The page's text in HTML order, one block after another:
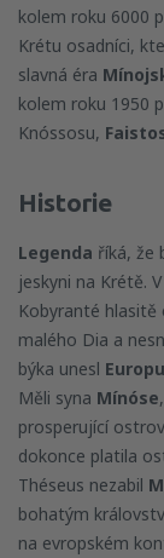
kolem roku 6000
Krétu osadníci,
slavná éra
kolem roku 1950
Knóssosu,
Historie
Legenda říká, že
jeskyni na Krétě.
Kobyranté hlasitě
malého Dia a
býka unesl Europu
Měli syna Mínóse
prosperující
dokonce platila
Théseus nezabil
bohatým
na evropském